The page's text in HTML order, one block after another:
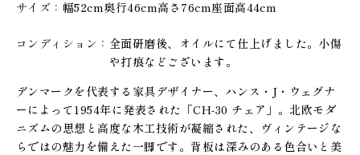
サイズ 幅52cm奥行46cm高さ76cm座面高44cm
コンディション
全面研磨後、オイルにて仕上げました。小傷
や打痕などございます。
デンマークを代表する家具デザイナー、ハンス・J・ウェグナ
ーによって1954年に発表された「CH-30 チェア」。北欧モダ
ニズムの思想と高度な木工技術が凝縮された、ヴィンテージな
らではの魅力を備えた一脚です。背板は深みのある色合いと美